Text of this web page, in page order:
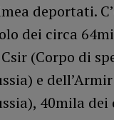
deportati.
dei circa
(Corpo di
e
40mila